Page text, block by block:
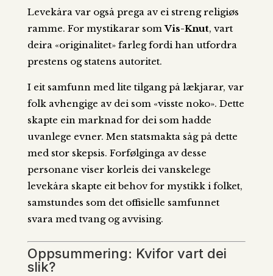
Levekåra var også prega av ei streng religiøs
ramme. For mystikarar somVis-Knut, vart
deira «originalitet» farleg fordi han utfordra
prestens og statens autoritet.
I eit samfunn med lite tilgang på lækjarar, var
folk avhengige av dei som «visste noko». Dette
skapte ein marknad for dei som hadde
uvanlege evner. Men statsmakta såg på dette
med stor skepsis. Forfølginga av desse
personane viser korleis dei vanskelege
levekåra skapte eit behov for mystikk i folket,
samstundes som det offisielle samfunnet
svara med tvang og avvising.
Oppsummering: Kvifor vart dei
slik?